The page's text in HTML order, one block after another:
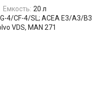
Емкость: 20 л
4/CF-4/SL; ACEA E3/A3/B3
VDS, MAN 271